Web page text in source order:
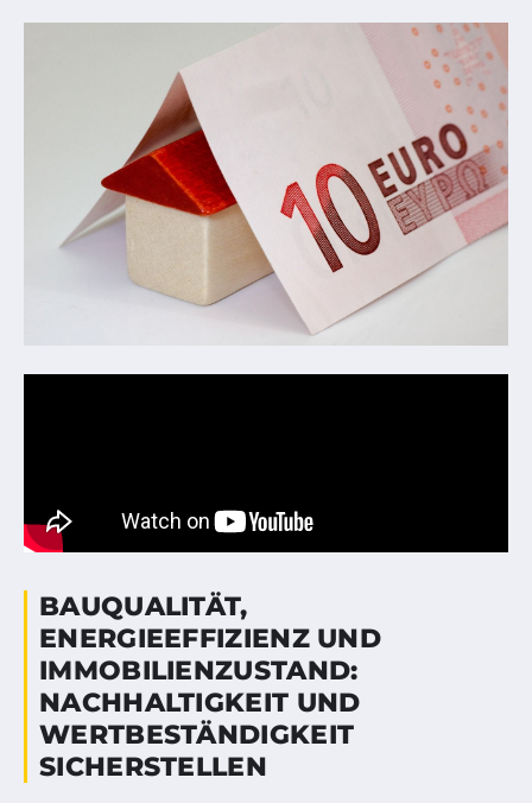
BAUQUALITÄT,
ENERGIEEFFIZIENZ UND
IMMOBILIENZUSTAND:
NACHHALTIGKEIT UND
WERTBESTÄNDIGKEIT
SICHERSTELLEN